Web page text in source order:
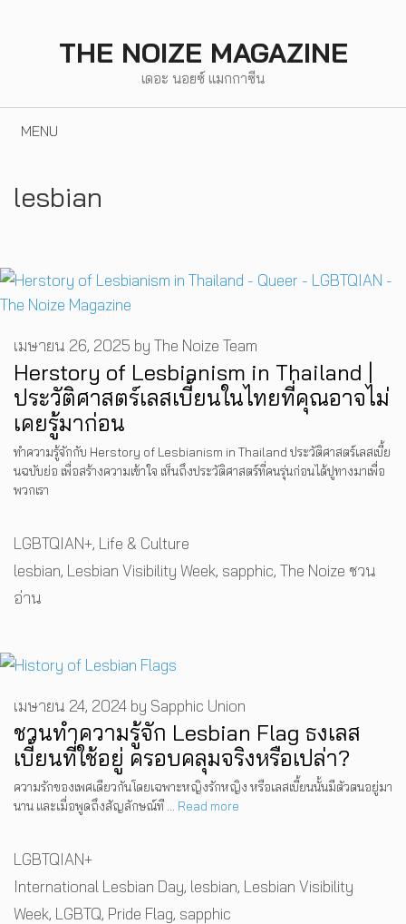
THE NOIZE MAGAZINE
เดอะ นอยซ์ แมกกาซีน
MENU
lesbian
Herstory of Lesbianism in Thailand |
ประวัติศาสตร์เลสเบี้ยนในไทยที่คุณอาจไม่
เคยรู้มาก่อน
เมษายน 26, 2025 by The Noize Team
ทำความรู้จักกับ Herstory of Lesbianism in Thailand ประวัติศาสตร์เลสเบี้ย
นฉบับย่อ เพื่อสร้างความเข้าใจ เห็นถึงประวัติศาสตร์ที่คนรุ่นก่อนได้ปูทางมาเพื่อ
พวกเรา
Categories
LGBTQIAN+, Life & Culture
Tags
lesbian, Lesbian Visibility Week, sapphic, The Noize ชวน
อ่าน
ชวนทำความรู้จัก Lesbian Flag ธงเลส
เบี้ยนที่ใช้อยู่ ครอบคลุมจริงหรือเปล่า?
เมษายน 24, 2024 by Sapphic Union
ความรักของเพศเดียวกันโดยเฉพาะหญิงรักหญิง หรือเลสเบี้ยนนั้นมีตัวตนอยู่มา
นาน และเมื่อพูดถึงสัญลักษณ์ที … Read more
Categories
LGBTQIAN+
Tags
International Lesbian Day, lesbian, Lesbian Visibility
Week, LGBTQ, Pride Flag, sapphic